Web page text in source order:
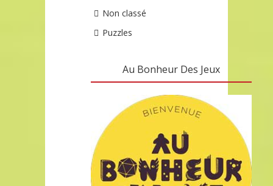
Non classé
Puzzles
Au Bonheur Des Jeux